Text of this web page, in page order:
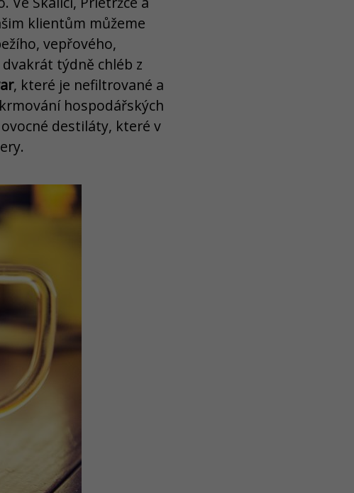
klientům můžeme
vepřového,
týdně chléb z
, které je nefiltrované a
hospodářských
destiláty, které v